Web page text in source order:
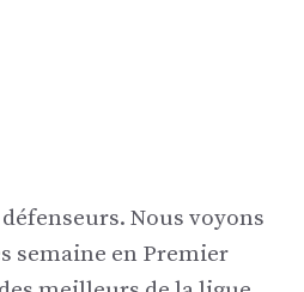
Nous voyons
semaine en Premier